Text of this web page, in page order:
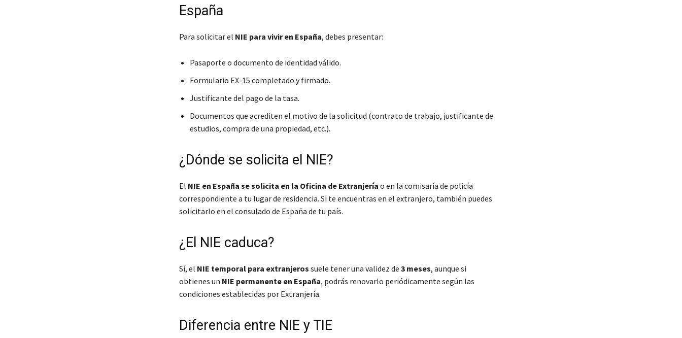
España
Para solicitar el NIE para vivir en España, debes presentar:
Pasaporte o documento de identidad válido.
Formulario EX-15 completado y firmado.
Justificante del pago de la tasa.
Documentos que acrediten el motivo de la solicitud (contrato de trabajo, justificante de
estudios, compra de una propiedad, etc.).
¿Dónde se solicita el NIE?
El NIE en España se solicita en la Oficina de Extranjería o en la comisaría de policía
correspondiente a tu lugar de residencia. Si te encuentras en el extranjero, también puedes
solicitarlo en el consulado de España de tu país.
¿El NIE caduca?
Sí, el NIE temporal para extranjeros suele tener una validez de 3 meses, aunque si
obtienes un NIE permanente en España, podrás renovarlo periódicamente según las
condiciones establecidas por Extranjería.
Diferencia entre NIE y TIE